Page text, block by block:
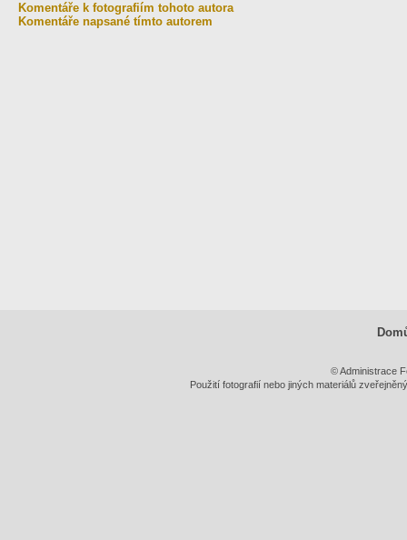
Komentáře k fotografiím tohoto autora
Komentáře napsané tímto autorem
© Administrace
Použití fotografií nebo jiných materiálů